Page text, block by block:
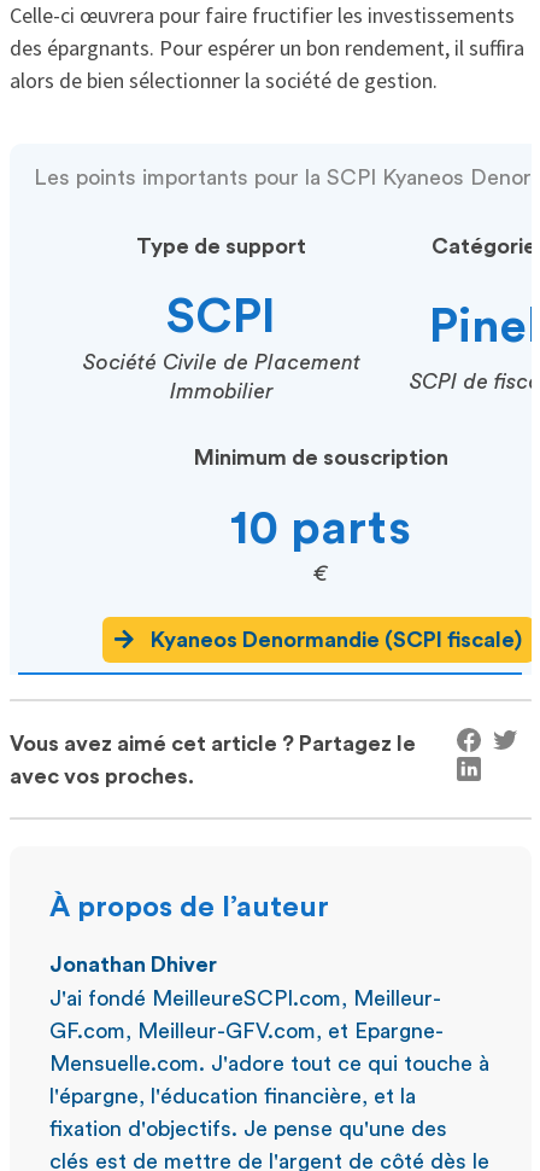
Celle-ci œuvrera pour faire fructifier les investissements
des épargnants. Pour espérer un bon rendement, il suffira
alors de bien sélectionner la société de gestion.
Les points importants pour la SCPI Kyaneos
Type de support
SCPI
Société Civile de Placement
Immobilier
Catégorie
Pinel
SCPI de
Minimum de souscription
10 parts
€
Kyaneos Denormandie (SCPI fiscale)
Vous avez aimé cet article ? Partagez le
avec vos proches.
À propos de l’auteur
Jonathan Dhiver
J'ai fondé MeilleureSCPI.com, Meilleur-
GF.com, Meilleur-GFV.com, et Epargne-
Mensuelle.com. J'adore tout ce qui touche à
l'épargne, l'éducation financière, et la
fixation d'objectifs. Je pense qu'une des
clés est de mettre de l'argent de côté dès le